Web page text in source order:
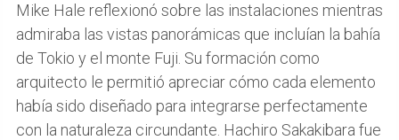
Mike Hale reflexionó sobre las instalaciones mientras
admiraba las vistas panorámicas que incluían la bahía
de Tokio y el monte Fuji. Su formación como
arquitecto le permitió apreciar cómo cada elemento
había sido diseñado para integrarse perfectamente
con la naturaleza circundante. Hachiro Sakakibara fue